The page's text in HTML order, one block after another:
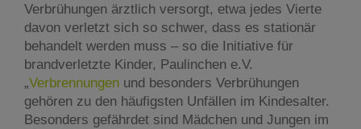
Verbrühungen ärztlich versorgt, etwa jedes Vierte
davon verletzt sich so schwer, dass es stationär
behandelt werden muss – so die Initiative für
brandverletzte Kinder, Paulinchen e.V.
„Verbrennungen und besonders Verbrühungen
gehören zu den häufigsten Unfällen im Kindesalter.
Besonders gefährdet sind Mädchen und Jungen im